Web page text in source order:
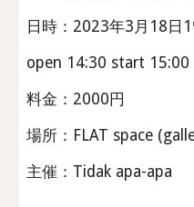
日時：2023年3 月1 8日1
open 14:30 start 15:00
料金：2000円
場所：FLAT space
主催：Tidak apa-apa